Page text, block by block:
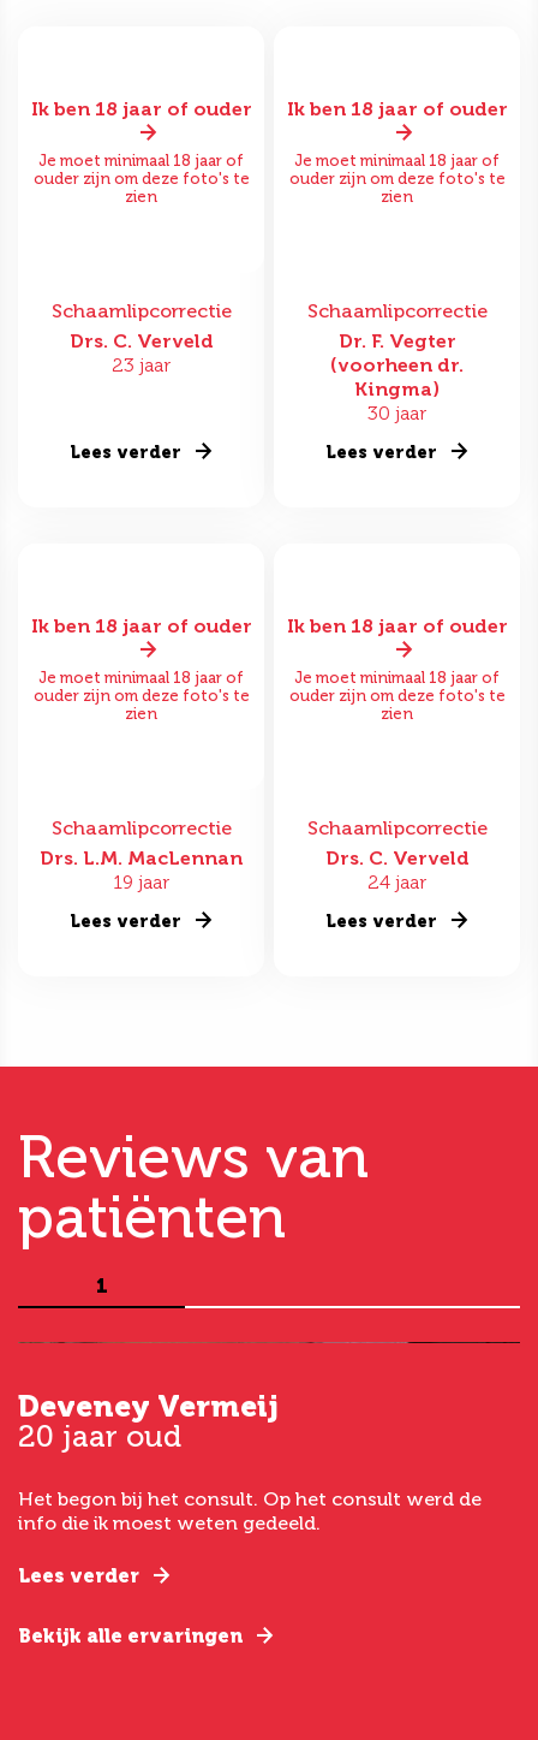
Ik ben 18 jaar of ouder
Je moet minimaal 18 jaar of
ouder zijn om deze foto's te
zien
Schaamlipcorrectie
Drs. C. Verveld
23 jaar
Lees verder
Ik ben 18 jaar of ouder
Je moet minimaal 18 jaar of
ouder zijn om deze foto's te
zien
Schaamlipcorrectie
Dr. F. Vegter
(voorheen dr.
Kingma)
30 jaar
Lees verder
Ik ben 18 jaar of ouder
Je moet minimaal 18 jaar of
ouder zijn om deze foto's te
zien
Schaamlipcorrectie
Drs. L.M. MacLennan
19 jaar
Lees verder
Ik ben 18 jaar of ouder
Je moet minimaal 18 jaar of
ouder zijn om deze foto's te
zien
Schaamlipcorrectie
Drs. C. Verveld
24 jaar
Lees verder
Reviews van
patiënten
1
Deveney Vermeij
20 jaar oud
Het begon bij het consult. Op het consult werd de
info die ik moest weten gedeeld.
Lees verder
Bekijk alle ervaringen